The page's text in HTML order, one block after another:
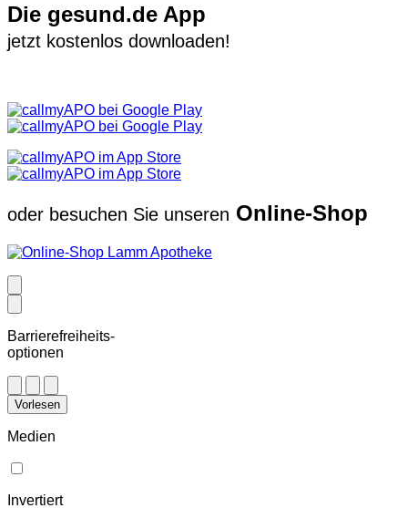
Die gesund.de App
jetzt kostenlos downloaden!
oder besuchen Sie unseren Online-Shop
Barrierefreiheits-
optionen
Vorlesen
Medien
Invertiert